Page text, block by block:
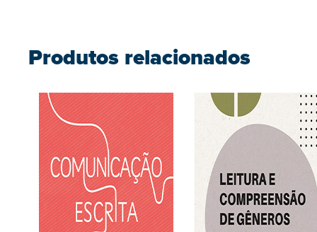
Produtos relacionados